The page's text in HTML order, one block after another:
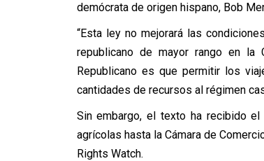
demócrata de origen hispano, Bob
“Esta ley no mejorará las
republicano de mayor rango en la
Republicano es que permitir los
cantidades de recursos al régimen
Sin embargo, el texto ha recibido
agrícolas hasta la Cámara de
Rights Watch.